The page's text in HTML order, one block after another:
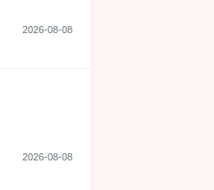
2026-08-08
2026-08-08